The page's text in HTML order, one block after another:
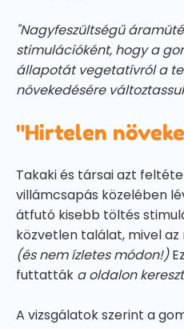
"Nagyfeszültségű
stimulációként, hogy a
állapotát vegetatívról a
növekedésére
"Hirtelen
Takaki és társai azt
villámcsapás közelében
átfutó kisebb töltés
közvetlen találat, mivel
(és nem ízletes módon!)
futtatták a oldalon
A vizsgálatok szerint a